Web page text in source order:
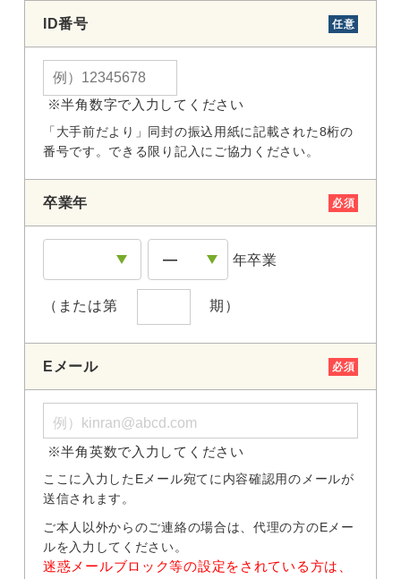
ID番号 任意
※半角数字で入力してください
「大手前だより」同封の振込用紙に記載された8桁の
番号です。できる限り記入にご協力ください。
卒業年 必須
年卒業
（または第 期）
Eメール 必須
※半角英数で入力してください
ここに入力したEメール宛てに内容確認用のメールが
送信されます。
ご本人以外からのご連絡の場合は、代理の方のEメー
ルを入力してください。
迷惑メールブロック等の設定をされている方は、